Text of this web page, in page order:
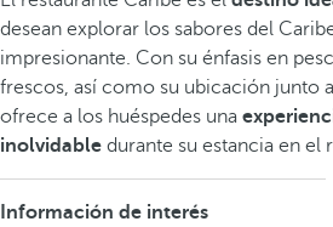
desean explorar los sabores del
impresionante. Con su énfasis en
frescos, así como su ubicación junto
ofrece a los huéspedes una
inolvidable durante su estancia en el
Información de interés